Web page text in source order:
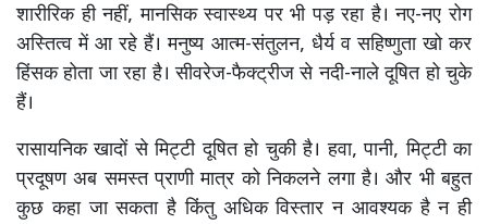
शारीरिक ही नहीं, मानसिक स्वास्थ्य पर भी पड़ रहा है। नए-नए रोग
अस्तित्व में आ रहे हैं। मनुष्य आत्म-संतुलन, धैर्य व सहिष्णुता खो कर
हिंसक होता जा रहा है। सीवरेज-फैक्ट्रीज से नदी-नाले दूषित हो चुके
हैं।
रासायनिक खादों से मिट्टी दूषित हो चुकी है। हवा, पानी, मिट्टी का
प्रदूषण अब समस्त प्राणी मात्र को निकलने लगा है। और भी बहुत
कुछ कहा जा सकता है किंतु अधिक विस्तार न आवश्यक है न ही